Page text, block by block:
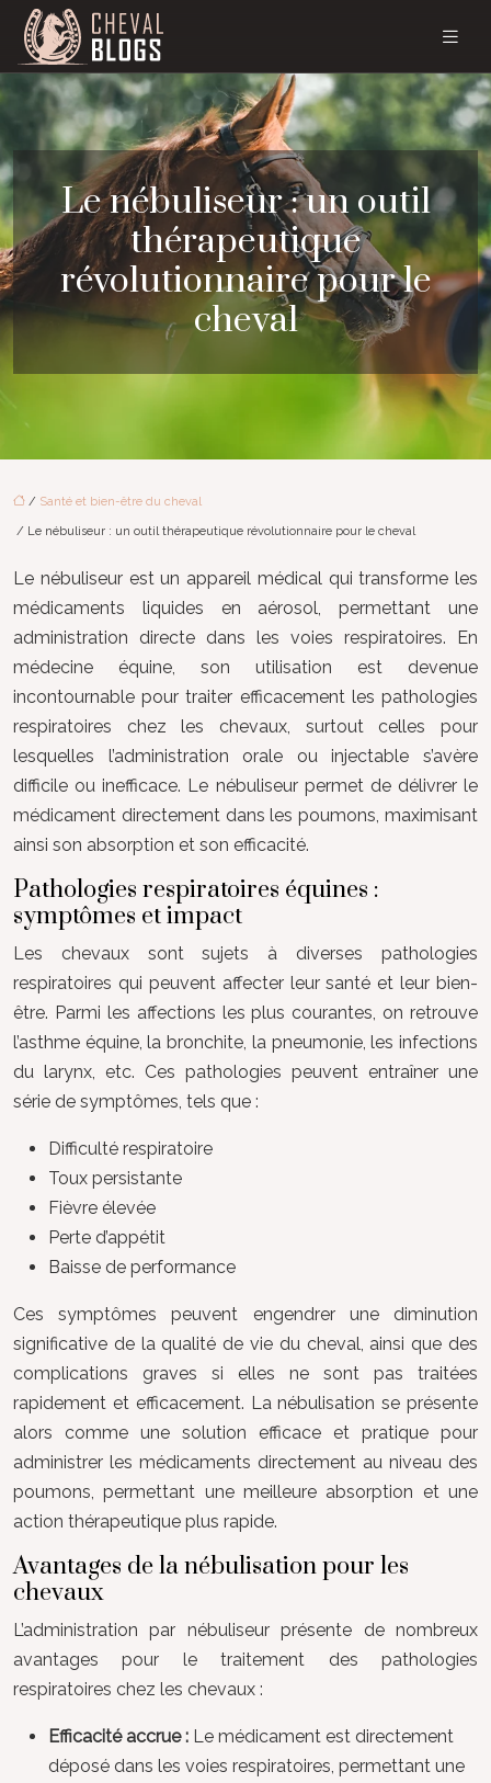
Le nébuliseur : un outil
thérapeutique
révolutionnaire pour le
cheval
/ Santé et bien-être du cheval
/ Le nébuliseur : un outil thérapeutique révolutionnaire pour le cheval
Le nébuliseur est un appareil médical qui transforme les
médicaments liquides en aérosol, permettant une
administration directe dans les voies respiratoires. En
médecine équine, son utilisation est devenue
incontournable pour traiter efficacement les pathologies
respiratoires chez les chevaux, surtout celles pour
lesquelles l’administration orale ou injectable s’avère
difficile ou inefficace. Le nébuliseur permet de délivrer le
médicament directement dans les poumons, maximisant
ainsi son absorption et son efficacité.
Pathologies respiratoires équines :
symptômes et impact
Les chevaux sont sujets à diverses pathologies
respiratoires qui peuvent affecter leur santé et leur bien-
être. Parmi les affections les plus courantes, on retrouve
l’asthme équine, la bronchite, la pneumonie, les infections
du larynx, etc. Ces pathologies peuvent entraîner une
série de symptômes, tels que :
Difficulté respiratoire
Toux persistante
Fièvre élevée
Perte d’appétit
Baisse de performance
Ces symptômes peuvent engendrer une diminution
significative de la qualité de vie du cheval, ainsi que des
complications graves si elles ne sont pas traitées
rapidement et efficacement. La nébulisation se présente
alors comme une solution efficace et pratique pour
administrer les médicaments directement au niveau des
poumons, permettant une meilleure absorption et une
action thérapeutique plus rapide.
Avantages de la nébulisation pour les
chevaux
L’administration par nébuliseur présente de nombreux
avantages pour le traitement des pathologies
respiratoires chez les chevaux :
Efficacité accrue : Le médicament est directement
déposé dans les voies respiratoires, permettant une